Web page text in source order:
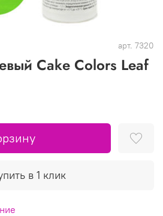
арт. 7320
Cake Colors Leaf
в 1 клик